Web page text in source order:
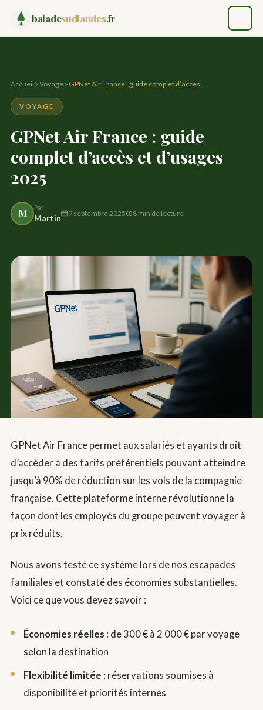
baladesudlandes.fr
✈ Voyage
Loisir
Maison
✉ Contact
EXPLORER LE BLOG
Accueil Voyage GPNet Air France : guide complet d’accès…
VOYAGE
GPNet Air France : guide
complet d’accès et d’usages
2025
M Par
Martin 9 septembre 2025 8 min de lecture
GPNet Air France permet aux salariés et ayants droit
d’accéder à des tarifs préférentiels pouvant atteindre
jusqu’à 90% de réduction sur les vols de la compagnie
française. Cette plateforme interne révolutionne la
façon dont les employés du groupe peuvent voyager à
prix réduits.
Nous avons testé ce système lors de nos escapades
familiales et constaté des économies substantielles.
Voici ce que vous devez savoir :
Économies réelles : de 300 € à 2 000 € par voyage
selon la destination
Flexibilité limitée : réservations soumises à
disponibilité et priorités internes